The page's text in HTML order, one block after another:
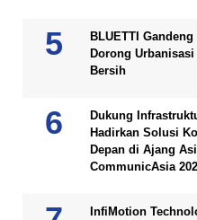
BLUETTI
Dorong
Bersih
Dukung
Hadirkan Solusi
Depan di Ajang
CommunicAsia
InfiMotion